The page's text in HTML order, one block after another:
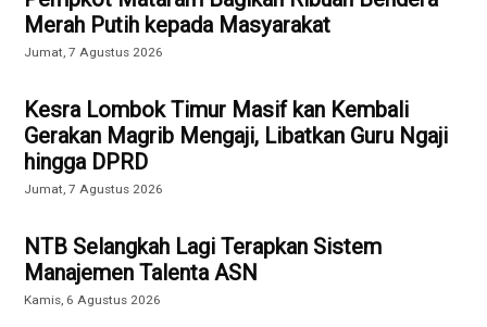
Merah Putih kepada Masyarakat
Jumat, 7 Agustus 2026
Kesra Lombok Timur Masif kan Kembali
Gerakan Magrib Mengaji, Libatkan Guru Ngaji
hingga DPRD
Jumat, 7 Agustus 2026
NTB Selangkah Lagi Terapkan Sistem
Manajemen Talenta ASN
Kamis, 6 Agustus 2026